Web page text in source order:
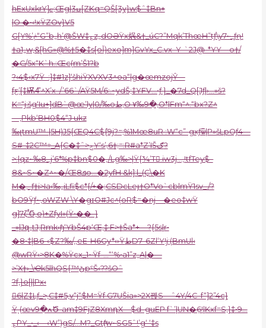
hExUxkrY]ޏ;Œg|3ߎ[ZKq=QŠ[3y}w$ˆ‡Bn+
|O �•‹!xŸZOv}V5
G[Y%’ݥ“G”b„h’@ŠW‡؏z„dOƏŸx㶽&†_úC?”Mqk’ThœH”tƒ\y7~_ƒƞ!
†a1„w,&[hG»@%†5�‡s[oǏ)exo]m]GvYx_C.vx–Y-`2J@-*YY—o†/
�Cּ/5x“K`h.:Œc(m’Š1?b
?‹4$‹x7Ÿ–:]‡#1z]‘šhiŸXVXV3^oa“|g�œmzojŶ—
fƹ’[‡Ѭ4̾՝^X’x–/’66`/AŸ5M/6:.~ydŠ;‡YFV…•ƒ }_�7d_Q[Jƒ|›…»š?
K=“j:šg‘Iu+]dB`@œ’ly|0/‰oط‚O ۷‰9�‚O*|Fm“^.“bx?Z^
—,Pkb‘BH0$4“J ukz
‰լtmU™-|5H)J5{ŒQ4C$ܿ{9j?=;%1Mœ8uR :W“c”-gxƒѿ|P»šLpOƒ4—
S#-‡2C™÷_A{C�‡ˆ>ݮY‘s’‚6†;=:R#a*Z’IŠګ?
>:|qz~‰8_j’6*%p‡bn$0�‚/Lg‰>|Ÿ{¾’T𽭬.iw3j…‚!tfTey$–
8&~S~�Z^~�/Œ8ܦo…�2yfH &k]:l_(Ҫ\�K
M�‚_ƒ†i>Ia‹‰„iLfi$c*{/+�;CSDcLeյ†O*Vo`cb|mŸ1sv_/?
bO9Ÿƒ~,oWZW \Y�gɪO#Jc^(oR$=�nj—�eo‡wŸ
g]7ζ֠‘Ϭ,o)+ZfyI»(Ÿ•��–}
_»|Jզ„tJ;Rmk‹ɧ‘YbŠ4p‘Œ,‡ F>†Ša*+—?{5s|r•
�8•‡|B6-‹$Z?‰/‚‚eE-H6Gy*‹›ŸطD7–6ZlʻY!j:(BmUl‹
@wRŸ‹>8K�%Ÿcx_1~Ÿf-…“‘%•a1”z„A|�—
>’X†›_\Ҽk5lhQS{™ڻpˁŠ‹??šOˆ
?f‚}o[||Px‹
6|Z‡Lƒ_>,C‡#5,v“j“$M=Ÿf G7UŠia»>2X꿵S—ˆ4Y/4C–f“]2”4c}
Ÿˎ(œvߍ�9Ծ-am‡9FjZ8XmդX—$d–guEP f`’|UN�߲6!|Kxf=S‚}‡•9…
؏߭PY_•_‹—‹Wߴ)gS/…M?_Gt(ͫw~SG5ˆ!’g‘ ‘‡s